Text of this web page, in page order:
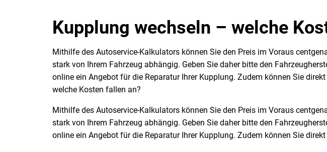
Kupplung wechseln – welche
Mithilfe des Autoservice-Kalkulators können Sie den Preis im Voraus
stark von Ihrem Fahrzeug abhängig. Geben Sie daher bitte den
online ein Angebot für die Reparatur Ihrer Kupplung. Zudem können Sie direkt
welche Kosten fallen an?
Mithilfe des Autoservice-Kalkulators können Sie den Preis im Voraus
stark von Ihrem Fahrzeug abhängig. Geben Sie daher bitte den
online ein Angebot für die Reparatur Ihrer Kupplung. Zudem können Sie direkt